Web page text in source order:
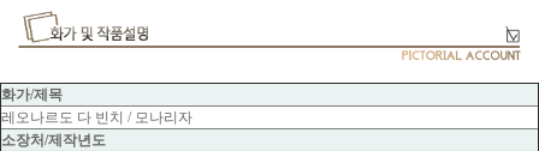
화가/제목
레오나르도 다 빈치 / 모나리자
소장처/제작년도